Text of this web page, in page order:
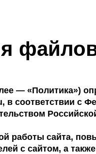
— «Политика»)
в соответствии с
работы сайта,
с сайтом, а